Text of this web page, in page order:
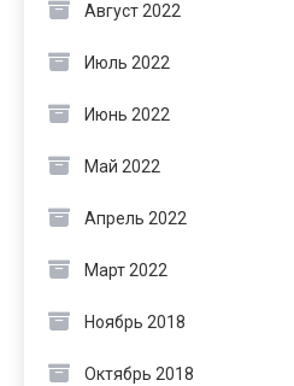
Август 2022
Июль 2022
Июнь 2022
Май 2022
Апрель 2022
Март 2022
Ноябрь 2018
Октябрь 2018